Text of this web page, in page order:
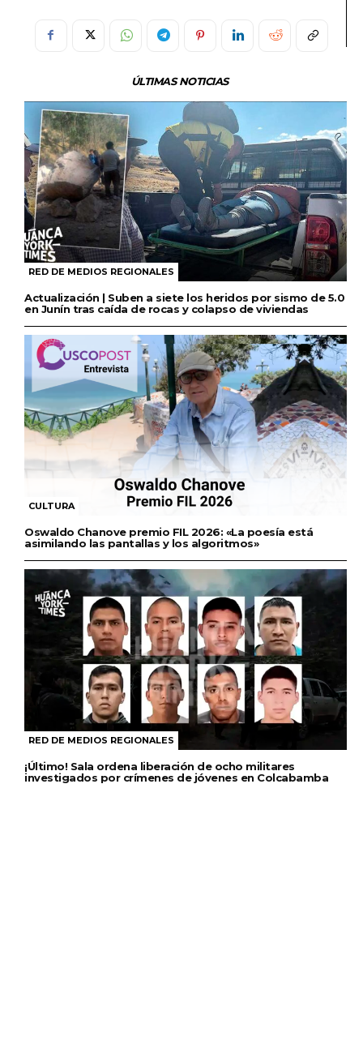
ÚLTIMAS NOTICIAS
RED DE MEDIOS REGIONALES
Actualización | Suben a siete los heridos por sismo de 5.0
en Junín tras caída de rocas y colapso de viviendas
CULTURA
Oswaldo Chanove premio FIL 2026: «La poesía está
asimilando las pantallas y los algoritmos»
RED DE MEDIOS REGIONALES
¡Último! Sala ordena liberación de ocho militares
investigados por crímenes de jóvenes en Colcabamba